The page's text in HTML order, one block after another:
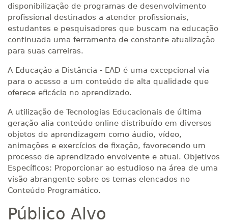
disponibilização de programas de desenvolvimento
profissional destinados a atender profissionais,
estudantes e pesquisadores que buscam na educação
continuada uma ferramenta de constante atualização
para suas carreiras.
A Educação a Distância - EAD é uma excepcional via
para o acesso a um conteúdo de alta qualidade que
oferece eficácia no aprendizado.
A utilização de Tecnologias Educacionais de última
geração alia conteúdo online distribuído em diversos
objetos de aprendizagem como áudio, vídeo,
animações e exercícios de fixação, favorecendo um
processo de aprendizado envolvente e atual. Objetivos
Específicos: Proporcionar ao estudioso na área de uma
visão abrangente sobre os temas elencados no
Conteúdo Programático.
Público Alvo